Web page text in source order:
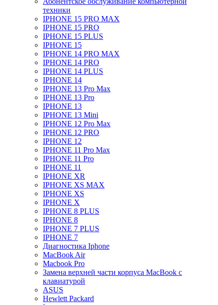
техники
IPHONE 15 PRO MAX
IPHONE 15 PRO
IPHONE 15 PLUS
IPHONE 15
IPHONE 14 PRO MAX
IPHONE 14 PRO
IPHONE 14 PLUS
IPHONE 14
IPHONE 13 Pro Max
IPHONE 13 Pro
IPHONE 13
IPHONE 13 Mini
IPHONE 12 Pro Max
IPHONE 12 PRO
IPHONE 12
IPHONE 11 Pro Max
IPHONE 11 Pro
IPHONE 11
IPHONE XR
IPHONE XS MAX
IPHONE XS
IPHONE X
IPHONE 8 PLUS
IPHONE 8
IPHONE 7 PLUS
IPHONE 7
Диагностика Iphone
MacBook Air
Macbook Pro
Замена верхней части корпуса MacBook с
клавиатурой
ASUS
Hewlett Packard